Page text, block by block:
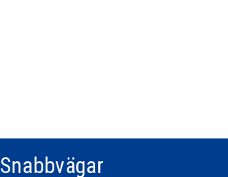
Snabbvägar